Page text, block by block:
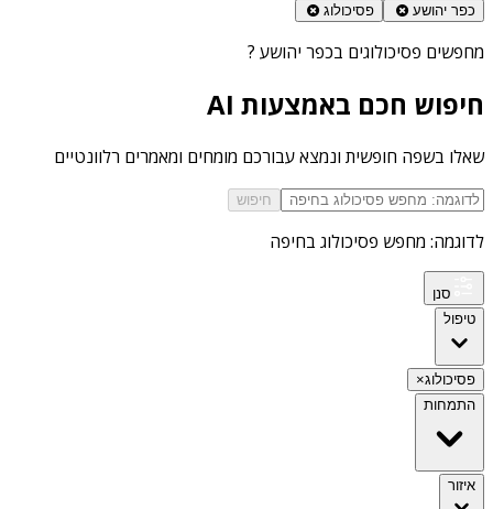
כפר יהושע פסיכולוג
מחפשים פסיכולוגים בכפר יהושע ?
חיפוש חכם באמצעות AI
שאלו בשפה חופשית ונמצא עבורכם מומחים ומאמרים רלוונטיים
חיפוש
לדוגמה: מחפש פסיכולוג בחיפה
סנן
טיפול
פסיכולוג×
התמחות
איזור